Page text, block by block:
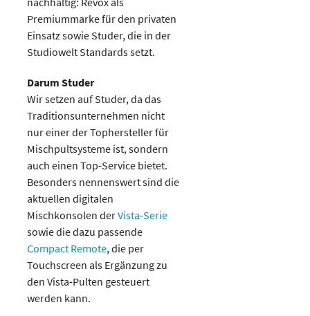
Premiummarke für den privaten
Einsatz sowie Studer, die in der
Studiowelt Standards setzt.
Darum Studer
Wir setzen auf Studer, da das
Traditionsunternehmen nicht
nur einer der Tophersteller für
Mischpultsysteme ist, sondern
auch einen Top-Service bietet.
Besonders nennenswert sind die
aktuellen digitalen
Mischkonsolen derVista-Serie
sowie die dazu passende
Compact Remote, die per
Touchscreen als Ergänzung zu
den Vista-Pulten gesteuert
werden kann.